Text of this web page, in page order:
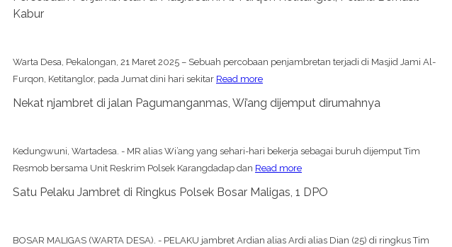
Kabur
Warta Desa, Pekalongan, 21 Maret 2025 – Sebuah percobaan penjambretan terjadi di Masjid Jami Al-
Furqon, Ketitanglor, pada Jumat dini hari sekitar Read more
Nekat njambret di jalan Pagumanganmas, Wi’ang dijemput dirumahnya
Kedungwuni, Wartadesa. - MR alias Wi’ang yang sehari-hari bekerja sebagai buruh dijemput Tim
Resmob bersama Unit Reskrim Polsek Karangdadap dan Read more
Satu Pelaku Jambret di Ringkus Polsek Bosar Maligas, 1 DPO
BOSAR MALIGAS (WARTA DESA). - PELAKU jambret Ardian alias Ardi alias Dian (25) di ringkus Tim